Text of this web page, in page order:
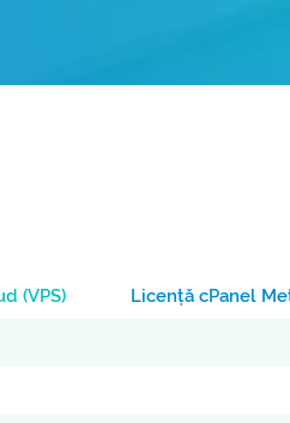
(VPS) Licență cPanel